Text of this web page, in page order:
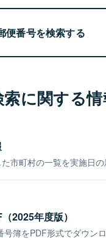
便番号を検索する
に関する
市町村の一覧を実施日の
2025年度版）
簿をPDF形式でダウンロ